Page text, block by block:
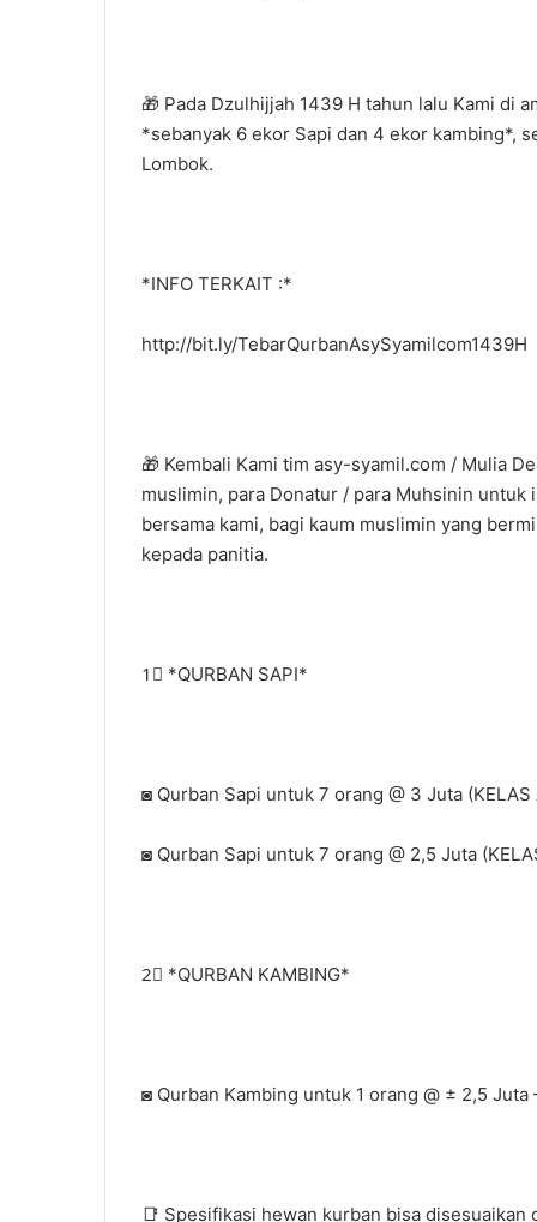
🎁 Pada Dzulhijjah 1439 H tahun lalu Kami di
*sebanyak 6 ekor Sapi dan 4 ekor kambing*,
Lombok.
*INFO TERKAIT :*
http://bit.ly/TebarQurbanAsySyamilcom1439H
🎁 Kembali Kami tim asy-syamil.com / Mulia
muslimin, para Donatur / para Muhsinin
bersama kami, bagi kaum muslimin yang
kepada panitia.
1⃣ *QURBAN SAPI*
◙ Qurban Sapi untuk 7 orang @ 3 Juta (KELAS
◙ Qurban Sapi untuk 7 orang @ 2,5 Juta
2⃣ *QURBAN KAMBING*
◙ Qurban Kambing untuk 1 orang @ ± 2,5 Juta
📑 Spesifikasi hewan kurban bisa disesuaikan